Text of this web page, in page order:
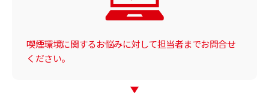
喫煙環境に関するお悩みに対して担当者までお問合せ
ください。